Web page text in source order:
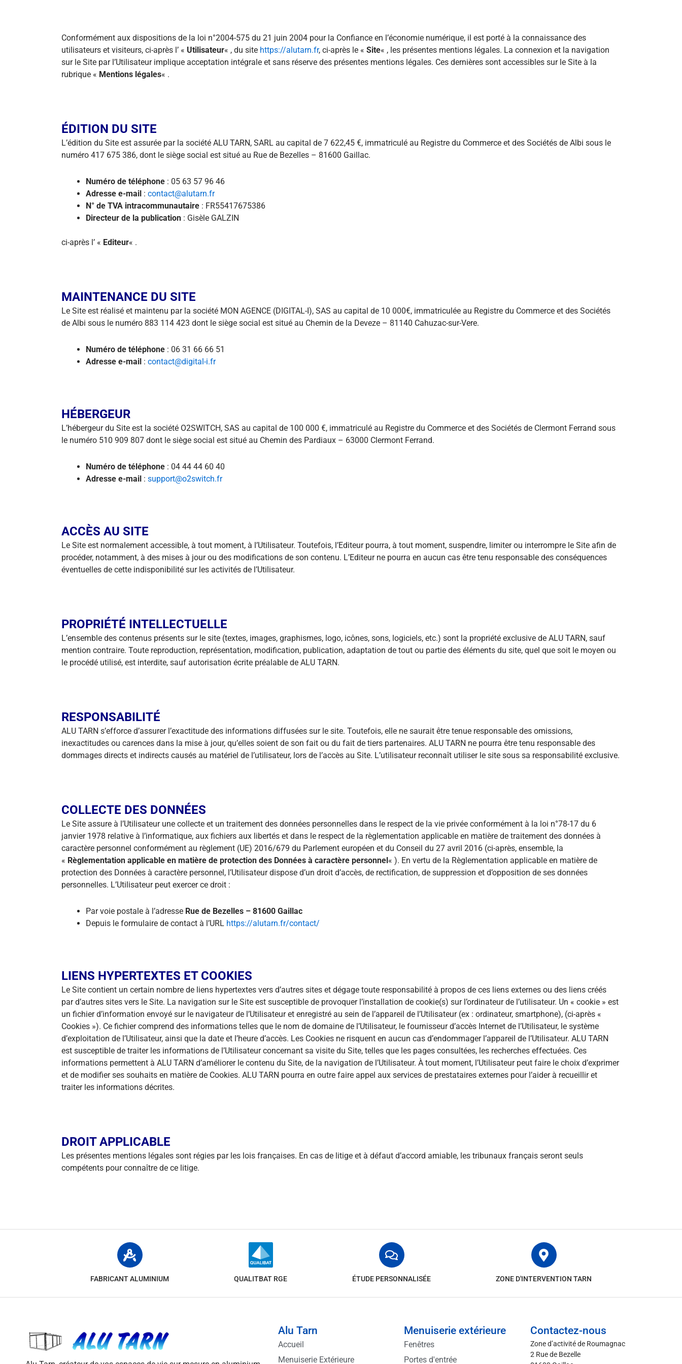
Conformément aux dispositions de la loi n°2004-575 du 21 juin 2004 pour la Confiance en l’économie numérique, il est porté à la connaissance des
utilisateurs et visiteurs, ci-après l’ « Utilisateur« , du site https://alutarn.fr, ci-après le « Site« , les présentes mentions légales. La connexion et la navigation
sur le Site par l’Utilisateur implique acceptation intégrale et sans réserve des présentes mentions légales. Ces dernières sont accessibles sur le Site à la
rubrique « Mentions légales« .
ÉDITION DU SITE
L’édition du Site est assurée par la société ALU TARN, SARL au capital de 7 622,45 €, immatriculé au Registre du Commerce et des Sociétés de Albi sous le
numéro 417 675 386, dont le siège social est situé au Rue de Bezelles – 81600 Gaillac.
Numéro de téléphone: 05 63 57 96 46
Adresse e-mail: contact@alutarn.fr
N° de TVA intracommunautaire: FR55417675386
Directeur de la publication: Gisèle GALZIN
ci-après l’ « Editeur« .
MAINTENANCE DU SITE
Le Site est réalisé et maintenu par la société MON AGENCE (DIGITAL-I), SAS au capital de 10 000€, immatriculée au Registre du Commerce et des Sociétés
de Albi sous le numéro 883 114 423 dont le siège social est situé au Chemin de la Deveze – 81140 Cahuzac-sur-Vere.
Numéro de téléphone: 06 31 66 66 51
Adresse e-mail: contact@digital-i.fr
HÉBERGEUR
L’hébergeur du Site est la société O2SWITCH, SAS au capital de 100 000 €, immatriculé au Registre du Commerce et des Sociétés de Clermont Ferrand sous
le numéro 510 909 807 dont le siège social est situé au Chemin des Pardiaux – 63000 Clermont Ferrand.
Numéro de téléphone: 04 44 44 60 40
Adresse e-mail: support@o2switch.fr
ACCÈS AU SITE
Le Site est normalement accessible, à tout moment, à l’Utilisateur. Toutefois, l’Editeur pourra, à tout moment, suspendre, limiter ou interrompre le Site afin de
procéder, notamment, à des mises à jour ou des modifications de son contenu. L’Editeur ne pourra en aucun cas être tenu responsable des conséquences
éventuelles de cette indisponibilité sur les activités de l’Utilisateur.
PROPRIÉTÉ INTELLECTUELLE
L’ensemble des contenus présents sur le site (textes, images, graphismes, logo, icônes, sons, logiciels, etc.) sont la propriété exclusive de ALU TARN, sauf
mention contraire. Toute reproduction, représentation, modification, publication, adaptation de tout ou partie des éléments du site, quel que soit le moyen ou
le procédé utilisé, est interdite, sauf autorisation écrite préalable de ALU TARN.
RESPONSABILITÉ
ALU TARN s’efforce d’assurer l’exactitude des informations diffusées sur le site. Toutefois, elle ne saurait être tenue responsable des omissions,
inexactitudes ou carences dans la mise à jour, qu’elles soient de son fait ou du fait de tiers partenaires. ALU TARN ne pourra être tenu responsable des
dommages directs et indirects causés au matériel de l’utilisateur, lors de l’accès au Site. L’utilisateur reconnaît utiliser le site sous sa responsabilité exclusive.
COLLECTE DES DONNÉES
Le Site assure à l’Utilisateur une collecte et un traitement des données personnelles dans le respect de la vie privée conformément à la loi n°78-17 du 6
janvier 1978 relative à l’informatique, aux fichiers aux libertés et dans le respect de la règlementation applicable en matière de traitement des données à
caractère personnel conformément au règlement (UE) 2016/679 du Parlement européen et du Conseil du 27 avril 2016 (ci-après, ensemble, la
« Règlementation applicable en matière de protection des Données à caractère personnel« ). En vertu de la Règlementation applicable en matière de
protection des Données à caractère personnel, l’Utilisateur dispose d’un droit d’accès, de rectification, de suppression et d’opposition de ses données
personnelles. L’Utilisateur peut exercer ce droit :
Par voie postale à l’adresse Rue de Bezelles – 81600 Gaillac
Depuis le formulaire de contact à l’URL https://alutarn.fr/contact/
LIENS HYPERTEXTES ET COOKIES
Le Site contient un certain nombre de liens hypertextes vers d’autres sites et dégage toute responsabilité à propos de ces liens externes ou des liens créés
par d’autres sites vers le Site. La navigation sur le Site est susceptible de provoquer l’installation de cookie(s) sur l’ordinateur de l’utilisateur. Un « cookie » est
un fichier d’information envoyé sur le navigateur de l’Utilisateur et enregistré au sein de l’appareil de l’Utilisateur (ex : ordinateur, smartphone), (ci-après «
Cookies »). Ce fichier comprend des informations telles que le nom de domaine de l’Utilisateur, le fournisseur d’accès Internet de l’Utilisateur, le système
d’exploitation de l’Utilisateur, ainsi que la date et l’heure d’accès. Les Cookies ne risquent en aucun cas d’endommager l’appareil de l’Utilisateur. ALU TARN
est susceptible de traiter les informations de l’Utilisateur concernant sa visite du Site, telles que les pages consultées, les recherches effectuées. Ces
informations permettent à ALU TARN d’améliorer le contenu du Site, de la navigation de l’Utilisateur. À tout moment, l’Utilisateur peut faire le choix d’exprimer
et de modifier ses souhaits en matière de Cookies. ALU TARN pourra en outre faire appel aux services de prestataires externes pour l’aider à recueillir et
traiter les informations décrites.
DROIT APPLICABLE
Les présentes mentions légales sont régies par les lois françaises. En cas de litige et à défaut d’accord amiable, les tribunaux français seront seuls
compétents pour connaître de ce litige.
FABRICANT ALUMINIUM QUALITBAT RGE ÉTUDE PERSONNALISÉE ZONE D'INTERVENTION TARN
Alu Tarn
Accueil
Menuiserie Extérieure
Menuiserie extérieure
Fenêtres
Portes d'entrée
Contactez-nous
Zone d’activité de Roumagnac
2 Rue de Bezelle